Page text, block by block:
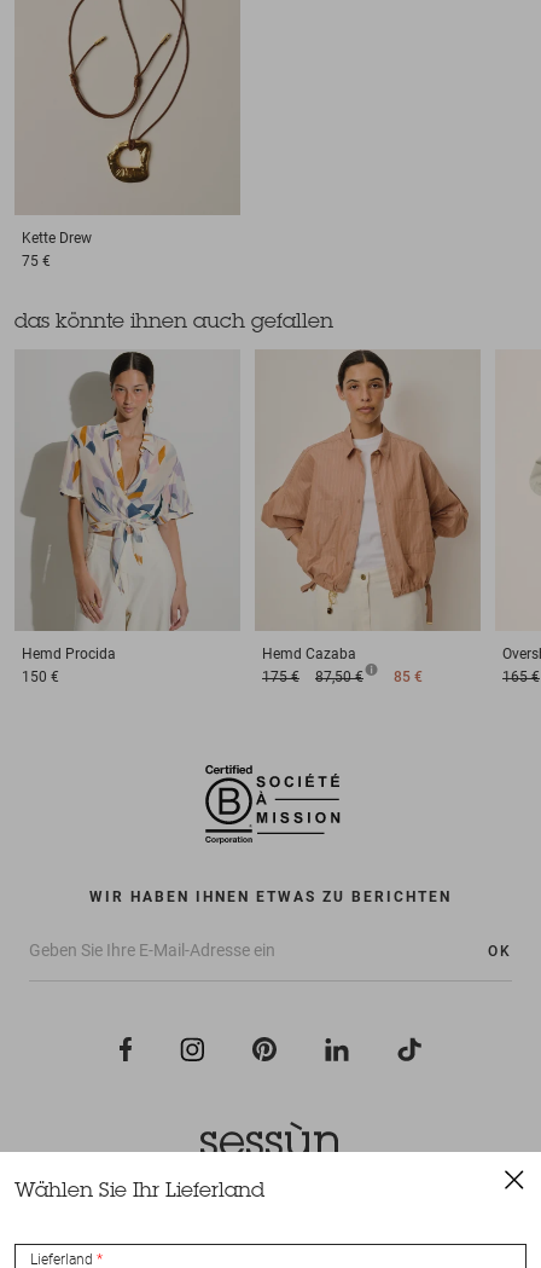
Kette Drew
75 €
das könnte ihnen auch gefallen
Hemd Procida
150 €
Hemd Cazaba
175 €
87,50 € 85 €
165 €
WIR HABEN IHNEN ETWAS ZU BERICHTEN
OK
Wählen Sie Ihr Lieferland
Lieferland